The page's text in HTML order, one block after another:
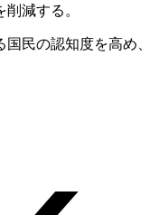
減する。
民の認知度を高め、